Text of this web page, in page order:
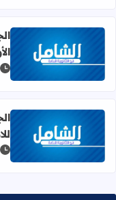
اقرأ المزيد
اقرأ المزيد